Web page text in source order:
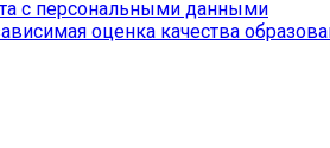
с персональными данными
оценка качества